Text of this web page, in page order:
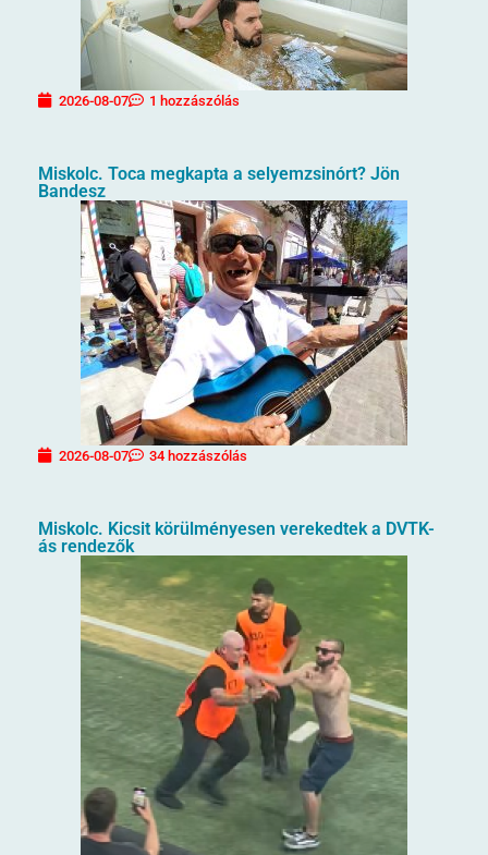
2026-08-07 1 hozzászólás
Miskolc. Toca megkapta a selyemzsinórt? Jön
Bandesz
2026-08-07 34 hozzászólás
Miskolc. Kicsit körülményesen verekedtek a DVTK-
ás rendezők